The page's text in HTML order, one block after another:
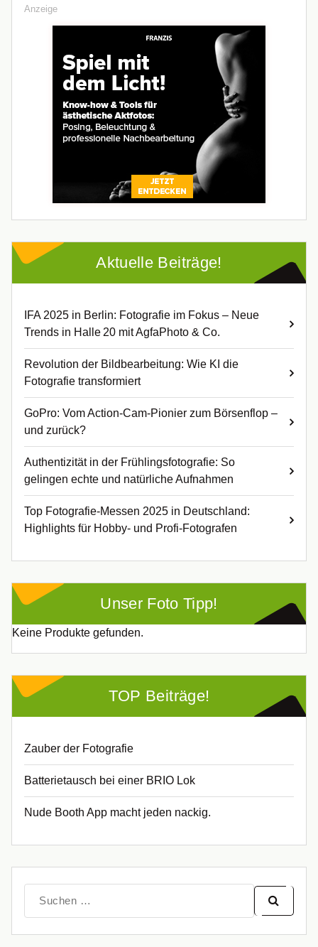
Anzeige
Aktuelle Beiträge!
IFA 2025 in Berlin: Fotografie im Fokus – Neue
Trends in Halle 20 mit AgfaPhoto & Co.
Revolution der Bildbearbeitung: Wie KI die
Fotografie transformiert
GoPro: Vom Action-Cam-Pionier zum Börsenflop –
und zurück?
Authentizität in der Frühlingsfotografie: So
gelingen echte und natürliche Aufnahmen
Top Fotografie-Messen 2025 in Deutschland:
Highlights für Hobby- und Profi-Fotografen
Unser Foto Tipp!
Keine Produkte gefunden.
TOP Beiträge!
Zauber der Fotografie
Batterietausch bei einer BRIO Lok
Nude Booth App macht jeden nackig.
nach: